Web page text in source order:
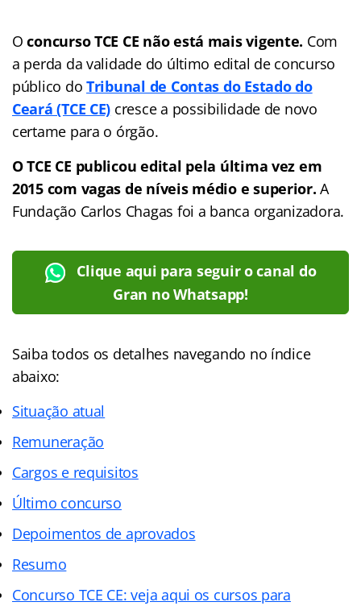
Oconcurso TCE CE não está mais vigente. Com
a perda da validade do último edital de concurso
público doTribunal de Contas do Estado do
Ceará (TCE CE) cresce a possibilidade de novo
certame para o órgão.
O TCE CE publicou edital pela última vez em
2015 com vagas de níveis médio e superior.A
Fundação Carlos Chagas foi a banca organizadora.
Clique aqui para seguir o canal do
Gran no Whatsapp!
Saiba todos os detalhes navegando no índice
abaixo:
Situação atual
Remuneração
Cargos e requisitos
Último concurso
Depoimentos de aprovados
Resumo
Concurso TCE CE: veja aqui os cursos para